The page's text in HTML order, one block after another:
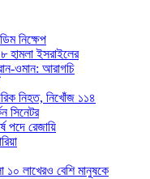
নিক্ষেপ
হামলা ইসরাইলের
ওমান: আরাগচি
নিহত, নিখোঁজ ১১৪
সিনেটর
পদে রেজায়ি
লাখেরও বেশি মানুষকে